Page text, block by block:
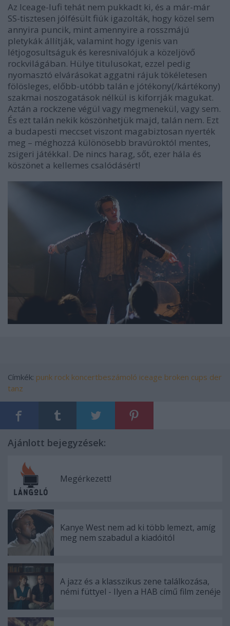
Az Iceage-lufi tehát nem pukkadt ki, és a már-már
SS-tisztesen jólfésült fiúk igazolták, hogy közel sem
annyira puncik, mint amennyire a rosszmájú
pletykák állítják, valamint hogy igenis van
létjogosultságuk és keresnivalójuk a közeljövő
rockvilágában. Hülye titulusokat, ezzel pedig
nyomasztó elvárásokat aggatni rájuk tökéletesen
fölösleges, előbb-utóbb talán e jótékony(/kártékony)
szakmai noszogatások nélkül is kiforrják magukat.
Aztán a rockzene végül vagy megmenekül, vagy sem.
És ezt talán nekik köszönhetjük majd, talán nem. Ezt
a budapesti meccset viszont magabiztosan nyerték
meg – méghozzá különösebb bravúroktól mentes,
zsigeri játékkal. De nincs harag, sőt, ezer hála és
köszönet a kellemes csalódásért!
Címkék: punk rock koncertbeszámoló iceage broken cups der
tanz
Ajánlott bejegyzések:
Megérkezett!
Kanye West nem ad ki több lemezt, amíg
meg nem szabadul a kiadóitól
A jazz és a klasszikus zene találkozása,
némi füttyel - Ilyen a HAB című film zenéje